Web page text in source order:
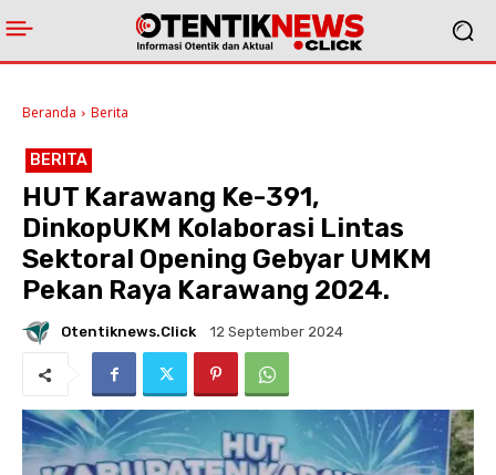
Beranda Berita
BERITA
HUT Karawang Ke-391,
DinkopUKM Kolaborasi Lintas
Sektoral Opening Gebyar UMKM
Pekan Raya Karawang 2024.
Otentiknews.click 12 September 2024